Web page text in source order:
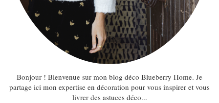
Bonjour ! Bienvenue sur mon blog déco Blueberry Home. Je
partage ici mon expertise en décoration pour vous inspirer et vous
livrer des astuces déco...